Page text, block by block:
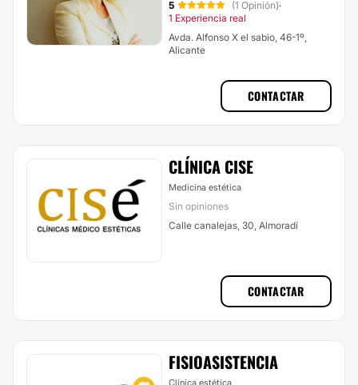
5 (1 Opinión)·
1 Experiencia real
Avda. Alfonso X el sabio, 46-1º,
Alicante
CONTACTAR
CLÍNICA CISE
Medicina estética
Sin opiniones
Calle canalejas, 30, Almoradí
CONTACTAR
FISIOASISTENCIA
Clínica estética